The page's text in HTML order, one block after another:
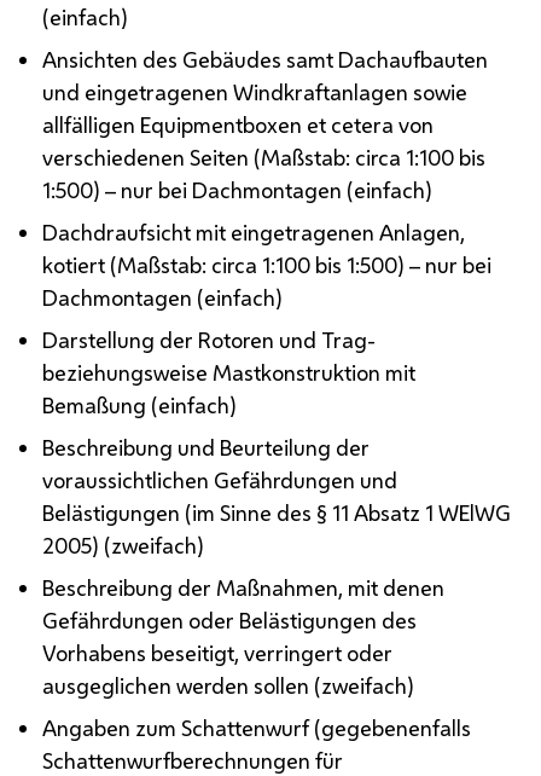
(einfach)
Ansichten des Gebäudes samt Dachaufbauten
und eingetragenen Windkraftanlagen sowie
allfälligen Equipmentboxen et cetera von
verschiedenen Seiten (Maßstab: circa 1:100 bis
1:500) – nur bei Dachmontagen (einfach)
Dachdraufsicht mit eingetragenen Anlagen,
kotiert (Maßstab: circa 1:100 bis 1:500) – nur bei
Dachmontagen (einfach)
Darstellung der Rotoren und Trag-
beziehungsweise Mastkonstruktion mit
Bemaßung (einfach)
Beschreibung und Beurteilung der
voraussichtlichen Gefährdungen und
Belästigungen (im Sinne des § 11 Absatz 1WElWG
2005) (zweifach)
Beschreibung der Maßnahmen, mit denen
Gefährdungen oder Belästigungen des
Vorhabens beseitigt, verringert oder
ausgeglichen werden sollen (zweifach)
Angaben zum Schattenwurf (gegebenenfalls
Schattenwurfberechnungen für